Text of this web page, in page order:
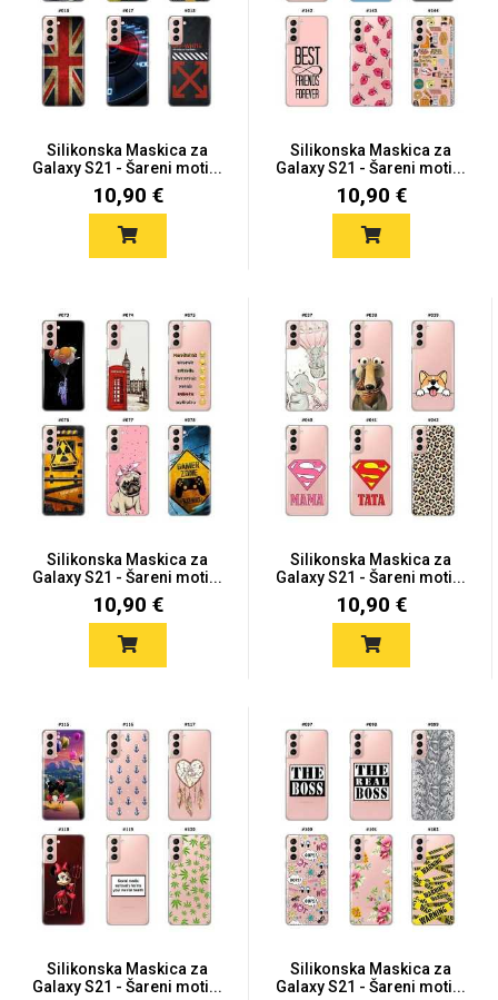
Silikonska Maskica za
Galaxy S21 - Šareni moti...
10,90 €
Silikonska Maskica za
Galaxy S21 - Šareni moti...
10,90 €
Silikonska Maskica za
Galaxy S21 - Šareni moti...
10,90 €
Silikonska Maskica za
Galaxy S21 - Šareni moti...
10,90 €
Silikonska Maskica za
Galaxy S21 - Šareni moti...
Silikonska Maskica za
Galaxy S21 - Šareni moti...